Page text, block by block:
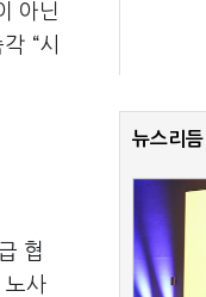
아닌
각 “시
협
노사
뉴스리듬